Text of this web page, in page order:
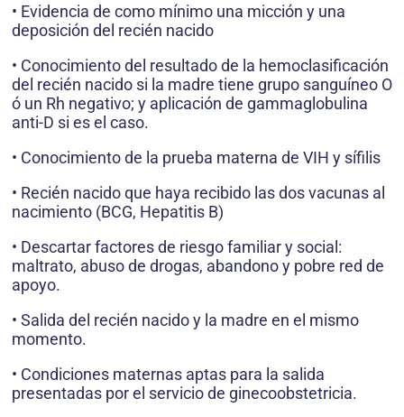
• Evidencia de como mínimo una micción y una
deposición del recién nacido
• Conocimiento del resultado de la hemoclasificación
del recién nacido si la madre tiene grupo sanguíneo O
ó un Rh negativo; y aplicación de gammaglobulina
anti-D si es el caso.
• Conocimiento de la prueba materna de VIH y sífilis
• Recién nacido que haya recibido las dos vacunas al
nacimiento (BCG, Hepatitis B)
• Descartar factores de riesgo familiar y social:
maltrato, abuso de drogas, abandono y pobre red de
apoyo.
• Salida del recién nacido y la madre en el mismo
momento.
• Condiciones maternas aptas para la salida
presentadas por el servicio de ginecoobstetricia.